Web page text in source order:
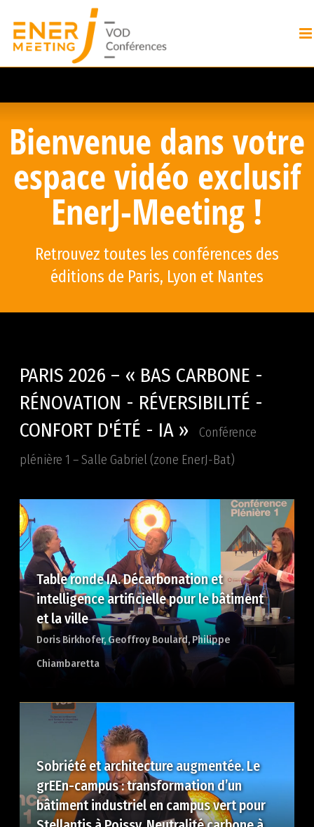
Bienvenue dans votre
espace vidéo exclusif
EnerJ-Meeting !
Retrouvez toutes les conférences des
éditions de Paris, Lyon et Nantes
PARIS 2026 – « BAS CARBONE -
RÉNOVATION - RÉVERSIBILITÉ -
CONFORT D'ÉTÉ - IA »
Conférence
plénière 1 – Salle Gabriel (zone EnerJ-Bat)
Table ronde IA. Décarbonation et
intelligence artificielle pour le bâtiment
et la ville
Doris Birkhofer Geoffroy Boulard Philippe
Chiambaretta
Sobriété et architecture augmentée. Le
grEEn-campus : transformation d’un
bâtiment industriel en campus vert pour